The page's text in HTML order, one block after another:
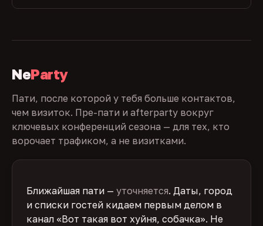
NeParty
Пати, после которой у тебя больше контактов,
чем визиток. Пре-пати и afterparty вокруг
ключевых конференций сезона — для тех, кто
ворочает трафиком, а не визитками.
Ближайшая пати — уточняется. Даты, город
и списки гостей кидаем первым делом в
канал «Вот такая вот хуйня, собачка». Не